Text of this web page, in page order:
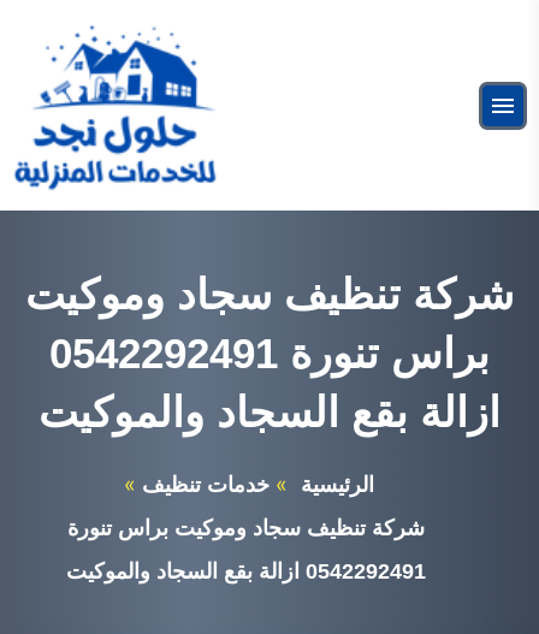
المحتوى
القائمة
البحث
شركة تنظيف سجاد وموكيت
براس تنورة 0542292491
ازالة بقع السجاد والموكيت
الرئيسية
خدمات تنظيف
شركة تنظيف سجاد وموكيت براس تنورة
0542292491 ازالة بقع السجاد والموكيت